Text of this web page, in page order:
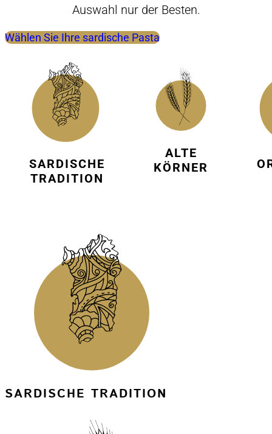
Auswahl nur der Besten.
Wählen Sie Ihre sardische Pasta
SARDISCHE
TRADITION
ALTE
KÖRNER
SARDISCHE TRADITION